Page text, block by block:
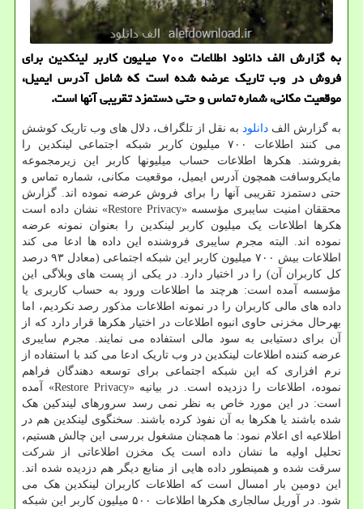
به گزارش الف دانلود اطلاعات ۷۰۰ میلیون کاربر لینکدین برای
فروش در وب تاریک عرضه شده است که شامل آدرس ایمیل،
موقعیت مکانی، شماره تماس و حتی دستمزد تقریبی آنها است.
به گزارش الف دانلود به نقل از تلگراف، دلال های وب تاریک کوشش
می کنند اطلاعات ۷۰۰ میلیون کاربر شبکه اجتماعی لینکدین را
بفروشند. هکرها اطلاعات حساب میلیونها کاربر این زیرمجموعه
مایکروسافت همچون آدرس ایمیل، موقعیت مکانی، شماره تماس و
حتی دستمزد تقریبی آنها را برای فروش عرضه نموده اند. گزارش
محققان امنیت سایبری مؤسسه «Restore Privacy» نشان داده است
هکرها اطلاعات یک میلیون کاربر لینکدین را بعنوان نمونه عرضه
نموده اند. البته مجرم سایبری فروشنده این داده ها ادعا می کند
اطلاعات بیش ۷۰۰ میلیون کاربر این شبکه اجتماعی (معادل ۹۳ درصد
کل کاربران آن) را در اختیار دارد. در یکی از پست های وبلاگی این
مؤسسه آمده است: هرچند ما اطلاعات ورود به حساب کاربری یا
داده های مالی کاربران را در نمونه اطلاعات مذکور رصد نکردیم، اما
بهرحال مخزنی حاوی انبوه اطلاعات در اختیار هکرها قرار دارد که از
آن برای دستیابی به سود مالی استفاده می نمایند. مجرم سایبری
عرضه کننده اطلاعات لینکدین در وب تاریک ادعا می کند با استفاده از
نرم افزاری که این شبکه اجتماعی برای توسعه دهندگان فراهم
نموده، اطلاعات را دزدیده است. در بیانیه «Restore Privacy» آمده
است: در این مورد خاص به نظر نمی رسد سرورهای لیندکین هک
شده باشند یا هکرها به آن نفوذ کرده باشند. سخنگوی لینکدین هم در
اطلاعیه ای اعلام نمود: ما همچنان مشغول بررسی این چالش هستیم،
تحلیل اولیه ما نشان داده است یک مخزن اطلاعاتی از شرکت
سرقت شده و همینطور داده هایی از منابع دیگر هم دزدیده شده اند.
این دومین بار امسال است که اطلاعات کاربران لینکدین هک می
شود. در آوریل سالجاری هکرها اطلاعات ۵۰۰ میلیون کاربر این شبکه